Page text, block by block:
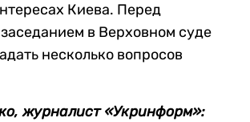
Киева. Перед
в Верховном суде
несколько вопросов
журналист «Укринформ»: